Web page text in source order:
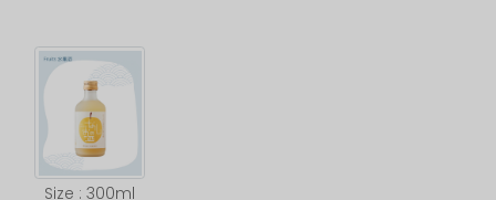
Size : 300ml